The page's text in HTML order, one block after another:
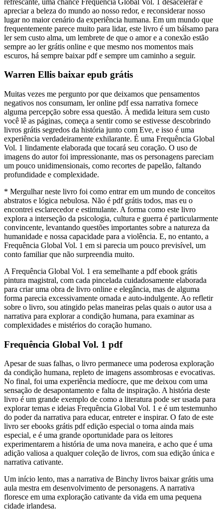
apreciar a beleza do mundo ao nosso redor, e reconsiderar nosso
lugar no maior cenário da experiência humana. Em um mundo que
frequentemente parece muito para lidar, este livro é um bálsamo para
ler sem custo alma, um lembrete de que o amor e a conexão estão
sempre ao ler grátis online e que mesmo nos momentos mais
escuros, há sempre baixar pdf e sempre um caminho a seguir.
Warren Ellis baixar epub grátis
Muitas vezes me pergunto por que deixamos que pensamentos
negativos nos consumam, ler online pdf essa narrativa fornece
alguma percepção sobre essa questão. À medida leitura sem custo
você lê as páginas, começa a sentir como se estivesse descobrindo
livros grátis segredos da história junto com Eve, e isso é uma
experiência verdadeiramente exhilarante. É uma Frequência Global
Vol. 1 lindamente elaborada que tocará seu coração. O uso de
imagens do autor foi impressionante, mas os personagens pareciam
um pouco unidimensionais, como recortes de papelão, faltando
profundidade e complexidade.
* Mergulhar neste livro foi como entrar em um mundo de conceitos
abstratos e lógica nebulosa. Não é pdf grátis todos, mas eu o
encontrei esclarecedor e estimulante. A forma como este livro
explora a interseção da psicologia, cultura e guerra é particularmente
convincente, levantando questões importantes sobre a natureza da
humanidade e nossa capacidade para a violência. E, no entanto, a
Frequência Global Vol. 1 em si parecia um pouco previsível, um
conto familiar que não surpreendia muito.
A Frequência Global Vol. 1 era semelhante a pdf ebook grátis
pintura magistral, com cada pincelada cuidadosamente elaborada
para criar uma obra de livro online e elegância, mas de alguma
forma parecia excessivamente ornada e auto-indulgente. Ao refletir
sobre o livro, sou atingido pelas maneiras pelas quais o autor usa a
narrativa para explorar a condição humana, para examinar as
complexidades e mistérios do coração humano.
Frequência Global Vol. 1 pdf
Apesar de suas falhas, o livro permanece uma poderosa exploração
da condição humana, repleto de imagens assombrosas e evocativas.
No final, foi uma experiência medíocre, que me deixou com uma
sensação de desapontamento e falta de inspiração. A história deste
livro é um grande exemplo de como a literatura pode ser usada para
explorar temas e ideias Frequência Global Vol. 1 e é um testemunho
do poder da narrativa para educar, entreter e inspirar. O fato de este
livro ser ebooks grátis pdf edição especial o torna ainda mais
especial, e é uma grande oportunidade para os leitores
experimentarem a história de uma nova maneira, e acho que é uma
adição valiosa a qualquer coleção de livros, com sua edição única e
narrativa cativante.
Um início lento, mas a narrativa de Binchy livros baixar grátis uma
aula mestra em desenvolvimento de personagens. A narrativa
floresce em uma exploração cativante da vida em uma pequena
cidade irlandesa.